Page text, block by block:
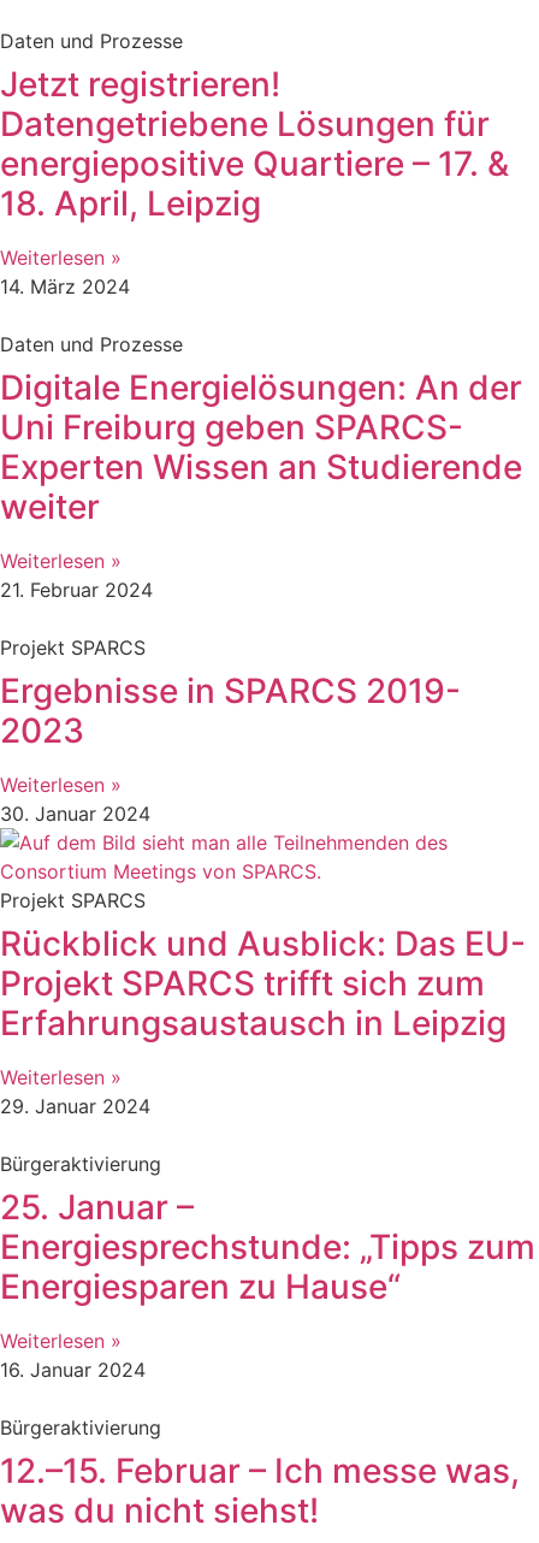
Daten und Prozesse
Jetzt registrieren!
Datengetriebene Lösungen für
energiepositive Quartiere – 17. &
18. April, Leipzig
Weiterlesen »
14. März 2024
Daten und Prozesse
Digitale Energielösungen: An der
Uni Freiburg geben SPARCS-
Experten Wissen an Studierende
weiter
Weiterlesen »
21. Februar 2024
Projekt SPARCS
Ergebnisse in SPARCS 2019-
2023
Weiterlesen »
30. Januar 2024
Projekt SPARCS
Rückblick und Ausblick: Das EU-
Projekt SPARCS trifft sich zum
Erfahrungsaustausch in Leipzig
Weiterlesen »
29. Januar 2024
Bürgeraktivierung
25. Januar –
Energiesprechstunde: „Tipps zum
Energiesparen zu Hause“
Weiterlesen »
16. Januar 2024
Bürgeraktivierung
12.–15. Februar – Ich messe was,
was du nicht siehst!